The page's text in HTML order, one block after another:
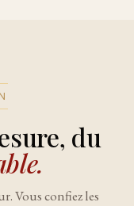
du
Vous confiez les